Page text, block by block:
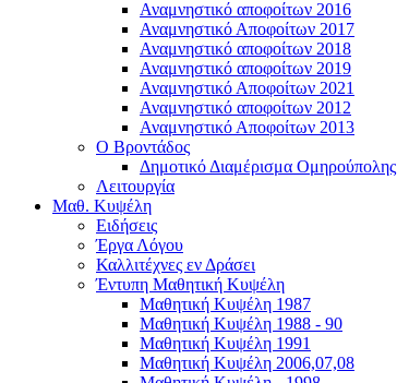
Αναμνηστικό αποφοίτων 2016
Αναμνηστικό Αποφοίτων 2017
Αναμνηστικό αποφοίτων 2018
Αναμνηστικό αποφοίτων 2019
Αναμνηστικό Αποφοίτων 2021
Αναμνηστικό αποφοίτων 2012
Αναμνηστικό Αποφοίτων 2013
Ο Βροντάδος
Δημοτικό Διαμέρισμα Ομηρούπολης
Λειτουργία
Μαθ. Κυψέλη
Ειδήσεις
Έργα Λόγου
Καλλιτέχνες εν Δράσει
Έντυπη Μαθητική Κυψέλη
Μαθητική Κυψέλη 1987
Μαθητική Κυψέλη 1988 - 90
Μαθητική Κυψέλη 1991
Μαθητική Κυψέλη 2006,07,08